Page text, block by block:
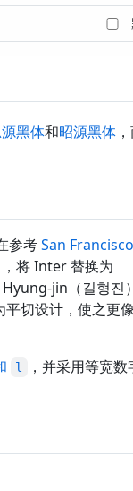
黑体和昭源黑体
参考San Francisco
将 Inter 替换为
Hyung-jin（길형진
切设计，使之更
l
，并采用等宽